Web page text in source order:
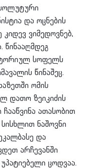
და ოცნების
ვიმედოვნებ,
წინააღმდეგ
სოფელს
წინაშეც.
ომის
დათო ზეიკიძის
ათასობით
ნაშოვნი
და
არჩევანში
ცოდვაა.